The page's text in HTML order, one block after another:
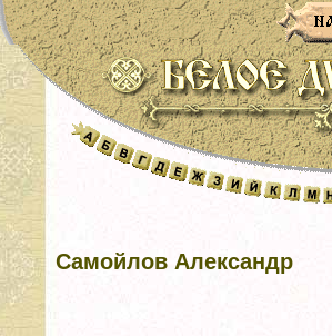
Самойлов Александр